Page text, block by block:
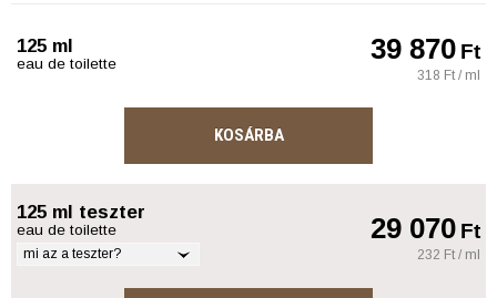
125 ml
eau de toilette 39 870Ft
318 Ft / ml
KOSÁRBA
125 ml teszter
eau de toilette
mi az a teszter?
29 070Ft
232 Ft / ml